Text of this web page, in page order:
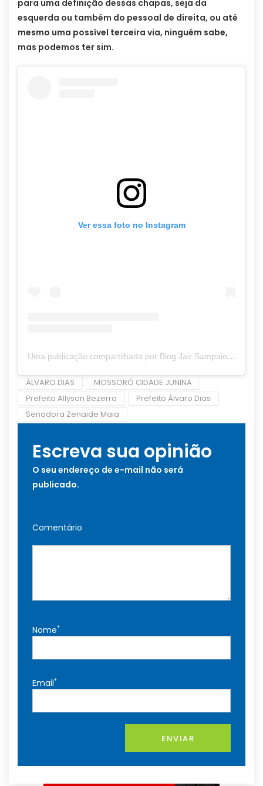
para uma definição dessas chapas, seja da
esquerda ou também do pessoal de direita, ou até
mesmo uma possível terceira via, ninguém sabe,
mas podemos ter sim.
Ver essa foto no Instagram
Uma publicação compartilhada por Blog Jair Sampaio (@blogjairsampaio_)
ÁLVARO DIAS
MOSSORÓ CIDADE JUNINA
Prefeito Allyson Bezerra
Prefeito Álvaro Dias
Senadora Zenaide Maia
Escreva sua opinião
O seu endereço de e-mail não será
publicado.
Comentário
Nome*
Email*
ENVIAR